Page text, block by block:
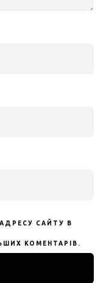
САЙТУ В
КОМЕНТАРІВ.